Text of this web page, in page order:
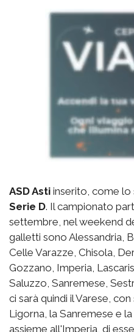
ASD Asti inserito, come lo
Serie D. Il campionato
settembre, nel weekend
galletti sono Alessandria,
Celle Varazze, Chisola,
Gozzano, Imperia,
Saluzzo, Sanremese,
ci sarà quindi il Varese,
Ligorna, la Sanremese e
assieme all'Imperia, di